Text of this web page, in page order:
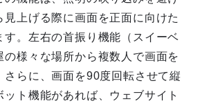
見上げる際に画面を正面に向けた
す。左右の首振り機能（スイーベ
の様々な場所から複数人で画面を
さらに、画面を90度回転させて縦
ト機能があれば、ウェブサイト